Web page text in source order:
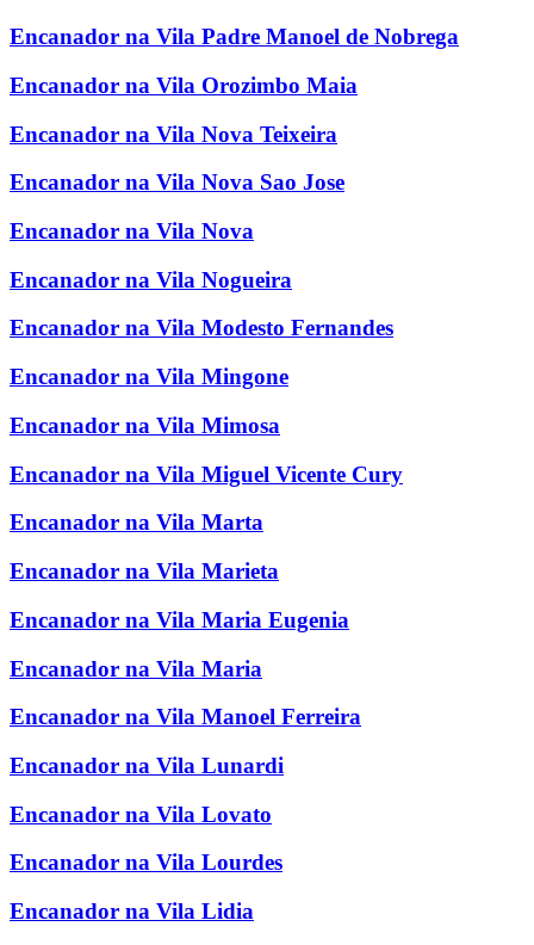
Encanador na Vila Padre Manoel de Nobrega
Encanador na Vila Orozimbo Maia
Encanador na Vila Nova Teixeira
Encanador na Vila Nova Sao Jose
Encanador na Vila Nova
Encanador na Vila Nogueira
Encanador na Vila Modesto Fernandes
Encanador na Vila Mingone
Encanador na Vila Mimosa
Encanador na Vila Miguel Vicente Cury
Encanador na Vila Marta
Encanador na Vila Marieta
Encanador na Vila Maria Eugenia
Encanador na Vila Maria
Encanador na Vila Manoel Ferreira
Encanador na Vila Lunardi
Encanador na Vila Lovato
Encanador na Vila Lourdes
Encanador na Vila Lidia